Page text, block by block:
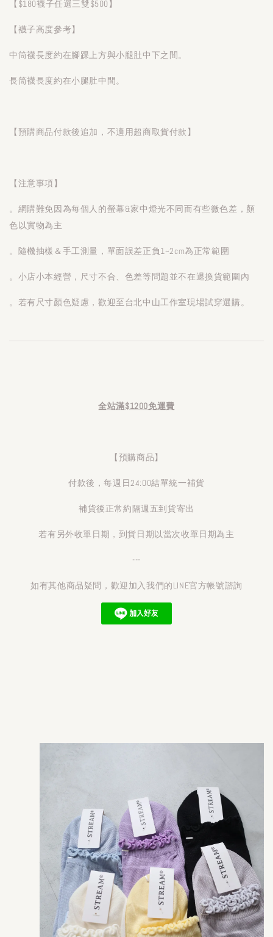
【$180襪子任選三雙$500】
【襪子高度參考】
中筒襪長度約在腳踝上方與小腿肚中下之間。
長筒襪長度約在小腿肚中間。
【預購商品付款後追加，不適用超商取貨付款】
【注意事項】
。網購難免因為每個人的螢幕&家中燈光不同而有些微色差，顏
色以實物為主
。隨機抽樣＆手工測量，單面誤差正負1~2cm為正常範圍
。小店小本經營，尺寸不合、色差等問題並不在退換貨範圍內
。若有尺寸顏色疑慮，歡迎至台北中山工作室現場試穿選購。
全站滿$1200免運費
【預購商品】
付款後，每週日24:00結單統一補貨
補貨後正常約隔週五到貨寄出
若有另外收單日期，到貨日期以當次收單日期為主
---
如有其他商品疑問，歡迎加入我們的LINE官方帳號諮詢